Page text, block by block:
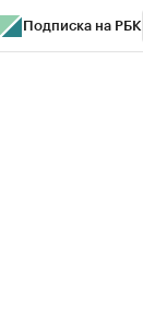
Подписка на РБК